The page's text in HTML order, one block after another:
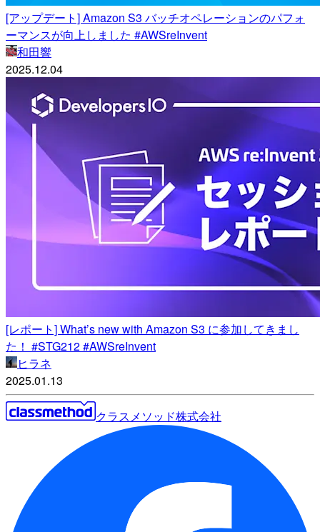
[アップデート] Amazon S3 バッチオペレーションのパフォ
ーマンスが向上しました #AWSreInvent
和田響
2025.12.04
[レポート] What’s new with Amazon S3 に参加してきまし
た！ #STG212 #AWSreInvent
ヒラネ
2025.01.13
クラスメソッド株式会社